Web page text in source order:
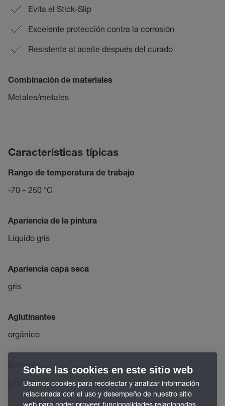
Evita el Stick-Slip
Excelente protección contra la corrosión
Resistente al aceite después del curado
Combinación de materiales
Metales/metales
Características típicas
Rango de temperatura de trabajo
-70 – 250 °C
Apariencia de la pintura
Líquido gris
Apariencia capa seca
gris
Aglutinantes
orgánico
Solvente
orgánico
Sobre las cookies en este sitio web
Usamos cookies para recolectar y analizar información
relacionada con el uso y desempeño de nuestro sitio
web para poder proveer funcionalidades relacionadas